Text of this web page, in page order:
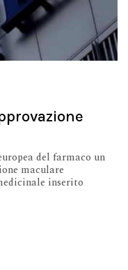
del farmaco un
maculare
inserito